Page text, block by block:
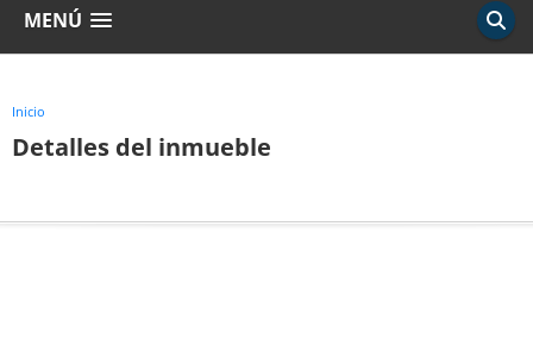
MENÚ
Inicio
Detalles del inmueble